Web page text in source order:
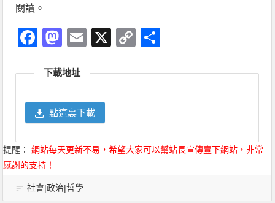
閱讀。
Facebook
Mastodon
Email
X
Copy
下載地址
點這裏下載
提醒：
網站每天更新不易，希望大家可以幫站長宣傳壹下網站，非常
感謝的支持！
社會|政治|哲學